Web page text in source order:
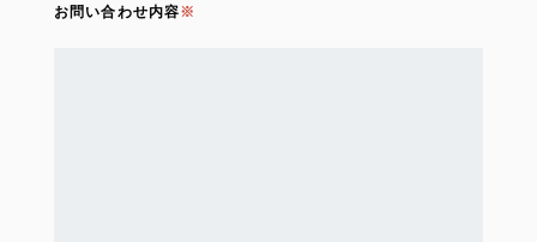
お問い合わせ内容